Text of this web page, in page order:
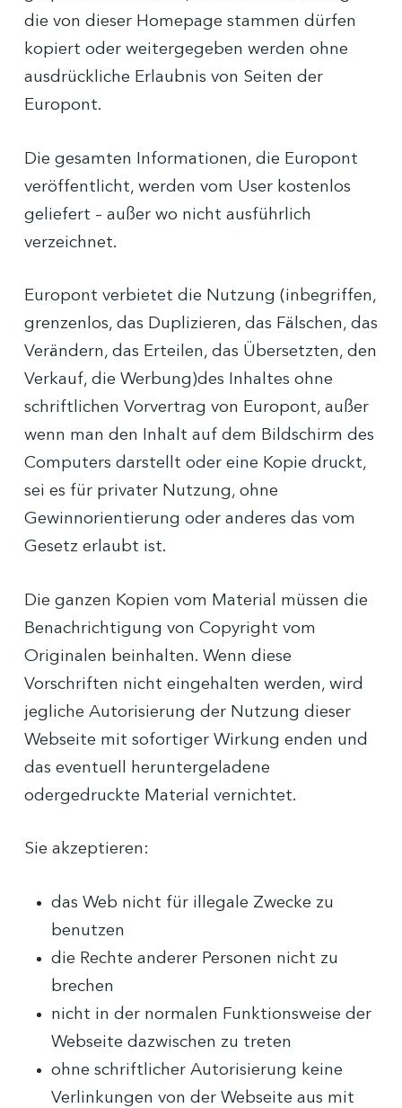
die von dieser Homepage stammen dürfen
kopiert oder weitergegeben werden ohne
ausdrückliche Erlaubnis von Seiten der
Europont.
Die gesamten Informationen, die Europont
veröffentlicht, werden vom User kostenlos
geliefert – außer wo nicht ausführlich
verzeichnet.
Europont verbietet die Nutzung (inbegriffen,
grenzenlos, das Duplizieren, das Fälschen, das
Verändern, das Erteilen, das Übersetzten, den
Verkauf, die Werbung)des Inhaltes ohne
schriftlichen Vorvertrag von Europont, außer
wenn man den Inhalt auf dem Bildschirm des
Computers darstellt oder eine Kopie druckt,
sei es für privater Nutzung, ohne
Gewinnorientierung oder anderes das vom
Gesetz erlaubt ist.
Die ganzen Kopien vom Material müssen die
Benachrichtigung von Copyright vom
Originalen beinhalten. Wenn diese
Vorschriften nicht eingehalten werden, wird
jegliche Autorisierung der Nutzung dieser
Webseite mit sofortiger Wirkung enden und
das eventuell heruntergeladene
odergedruckte Material vernichtet.
Sie akzeptieren:
das Web nicht für illegale Zwecke zu
benutzen
die Rechte anderer Personen nicht zu
brechen
nicht in der normalen Funktionsweise der
Webseite dazwischen zu treten
ohne schriftlicher Autorisierung keine
Verlinkungen von der Webseite aus mit